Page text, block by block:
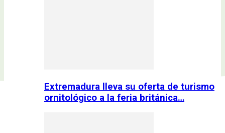
Extremadura lleva su oferta de turismo
ornitológico a la feria británica…